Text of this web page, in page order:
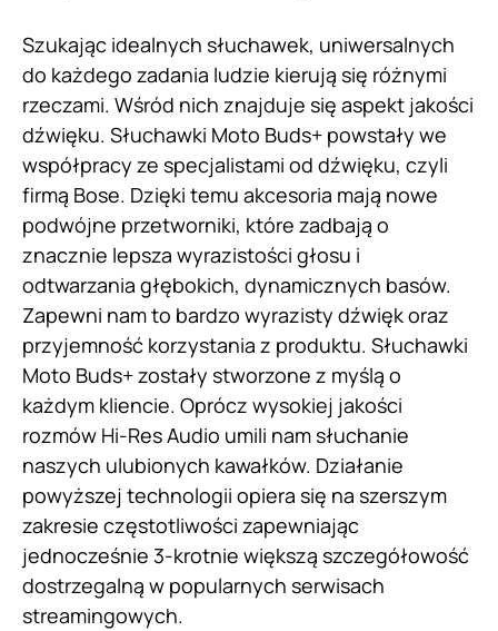
Szukając idealnych słuchawek, uniwersalnych
do każdego zadania ludzie kierują się różnymi
rzeczami. Wśród nich znajduje się aspekt jakości
dźwięku. Słuchawki Moto Buds+ powstały we
współpracy ze specjalistami od dźwięku, czyli
firmą Bose. Dzięki temu akcesoria mają nowe
podwójne przetworniki, które zadbają o
znacznie lepsza wyrazistości głosu i
odtwarzania głębokich, dynamicznych basów.
Zapewni nam to bardzo wyrazisty dźwięk oraz
przyjemność korzystania z produktu. Słuchawki
Moto Buds+ zostały stworzone z myślą o
każdym kliencie. Oprócz wysokiej jakości
rozmów Hi-Res Audio umili nam słuchanie
naszych ulubionych kawałków. Działanie
powyższej technologii opiera się na szerszym
zakresie częstotliwości zapewniając
jednocześnie 3-krotnie większą szczegółowość
dostrzegalną w popularnych serwisach
streamingowych.